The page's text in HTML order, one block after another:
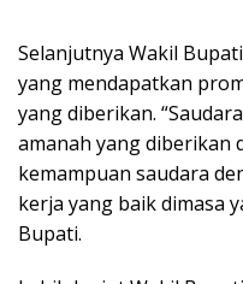
Selanjutnya Wakil
yang mendapatkan
yang diberikan.
amanah yang diberikan
kemampuan saudara
kerja yang baik dimasa
Bupati.